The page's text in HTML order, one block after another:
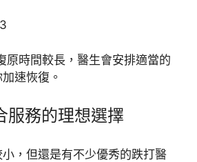
原時間較長，醫生會安排適當的
速恢復。
服務的理想選擇
，但還是有不少優秀的跌打醫